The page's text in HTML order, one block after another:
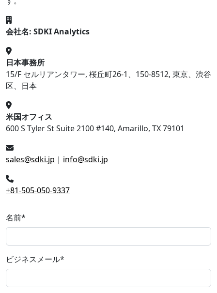
会社名: SDKI Analytics
日本事務所
15/F セルリアンタワー, 桜丘町26-1、150-8512, 東京、渋谷
区、日本
米国オフィス
600 S Tyler St Suite 2100 #140, Amarillo, TX 79101
sales@sdki.jp | info@sdki.jp
+81-505-050-9337
名前*
ビジネスメール*